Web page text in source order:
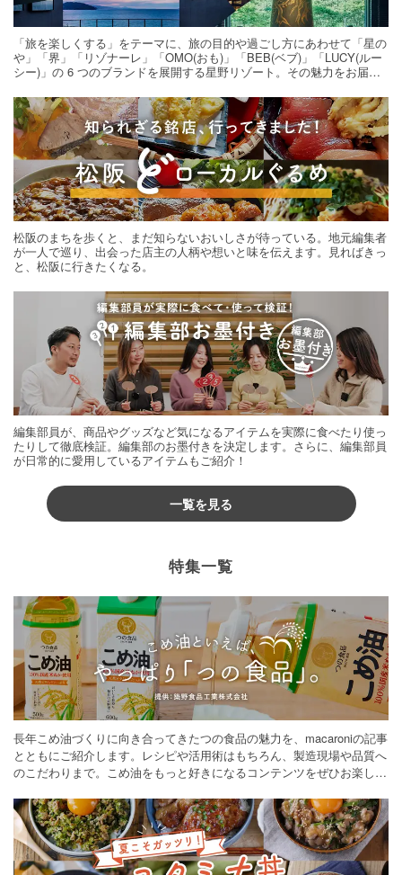
「旅を楽しくする」をテーマに、旅の目的や過ごし方にあわせて「星の
や」「界」「リゾナーレ」「OMO(おも)」「BEB(ベブ)」「LUCY(ルー
シー)」の 6 つのブランドを展開する星野リゾート。その魅力をお届け
松阪のまちを歩くと、まだ知らないおいしさが待っている。地元編集者
が一人で巡り、出会った店主の人柄や想いと味を伝えます。見ればきっ
と、松阪に行きたくなる。
編集部員が、商品やグッズなど気になるアイテムを実際に食べたり使っ
たりして徹底検証。編集部のお墨付きを決定します。さらに、編集部員
が日常的に愛用しているアイテムもご紹介！
一覧を見る
特集一覧
長年こめ油づくりに向き合ってきたつの食品の魅力を、macaroniの記事
とともにご紹介します。レシピや活用術はもちろん、製造現場や品質へ
のこだわりまで。こめ油をもっと好きになるコンテンツをぜひお楽しみ